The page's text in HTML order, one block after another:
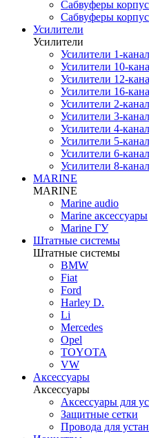
Сабвуферы
Сабвуферы
Усилители
Усилители
Усилители 1-
Усилители 10-
Усилители 12-
Усилители 16-
Усилители 2-
Усилители 3-
Усилители 4-
Усилители 5-
Усилители 6-
Усилители 8-
MARINE
MARINE
Marine audio
Marine аксессуары
Marine ГУ
Штатные системы
Штатные системы
BMW
Fiat
Ford
Harley D.
Li
Mercedes
Opel
TOYOTA
VW
Аксессуары
Аксессуары
Аксессуары для
Защитные сетки
Провода для